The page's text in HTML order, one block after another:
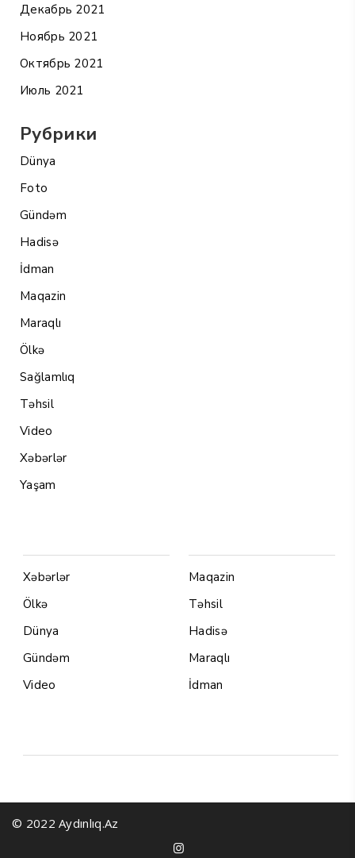
Декабрь 2021
Ноябрь 2021
Октябрь 2021
Июль 2021
Рубрики
Dünya
Foto
Gündəm
Hadisə
İdman
Maqazin
Maraqlı
Ölkə
Sağlamlıq
Təhsil
Video
Xəbərlər
Yaşam
Xəbərlər
Ölkə
Dünya
Gündəm
Video
Maqazin
Təhsil
Hadisə
Maraqlı
İdman
© 2022 Aydınlıq.Az